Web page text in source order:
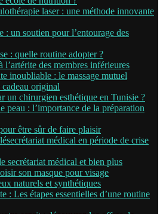
laser : une méthode innovante
: un soutien pour l’entourage des
: quelle routine adopter ?
des membres inférieures
inoubliable : le massage mutuel
original
un chirurgien esthétique en Tunisie ?
peau : l’importance de la préparation
être sûr de faire plaisir
médical en période de crise
secrétariat médical et bien plus
son masque pour visage
naturels et synthétiques
: Les étapes essentielles d’une routine